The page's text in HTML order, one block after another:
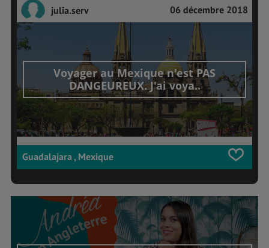
julia.serv 06 décembre 2018
Voyager au Mexique n'est PAS
DANGEUREUX. J'ai voya..
Guadalajara , Mexique